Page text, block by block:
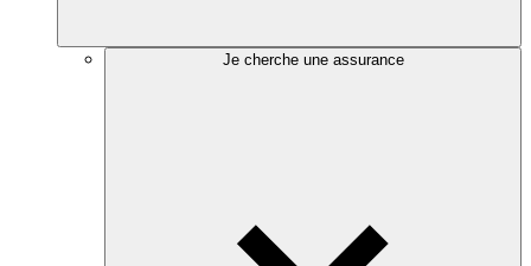
Je cherche une assurance